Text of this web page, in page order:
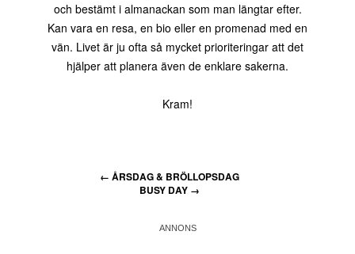
och bestämt i almanackan som man längtar efter.
Kan vara en resa, en bio eller en promenad med en
vän. Livet är ju ofta så mycket prioriteringar att det
hjälper att planera även de enklare sakerna.
Kram!
← ÅRSDAG & BRÖLLOPSDAG
BUSY DAY →